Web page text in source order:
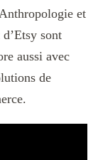
et
sont
aussi avec
de